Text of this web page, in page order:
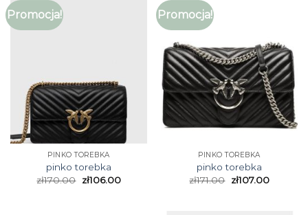
Promocja!
PINKO TOREBKA
pinko torebka
zł170.00 zł106.00
Promocja!
PINKO TOREBKA
pinko torebka
zł171.00 zł107.00